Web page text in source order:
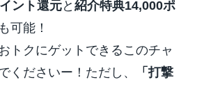
ント還元と 紹介特典14,000ポ
可能！
トクにゲットできるこのチャ
くださいー！ただし、
「打撃